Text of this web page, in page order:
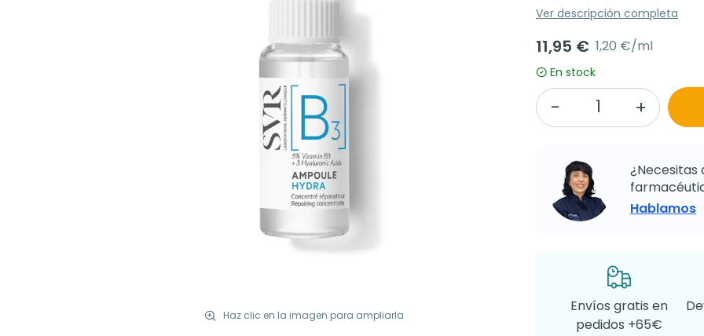
Haz clic en la imagen para ampliarla
Ver descripción completa
11,95 € 1,20 €/ml
En stock
¿Necesitas
Hablamos
Envíos gratis en
pedidos +65€